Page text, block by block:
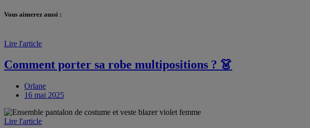
Vous aimerez aussi :
Lire l'article
Comment porter sa robe multipositions ? 👗
Orlane
16 mai 2025
Lire l'article